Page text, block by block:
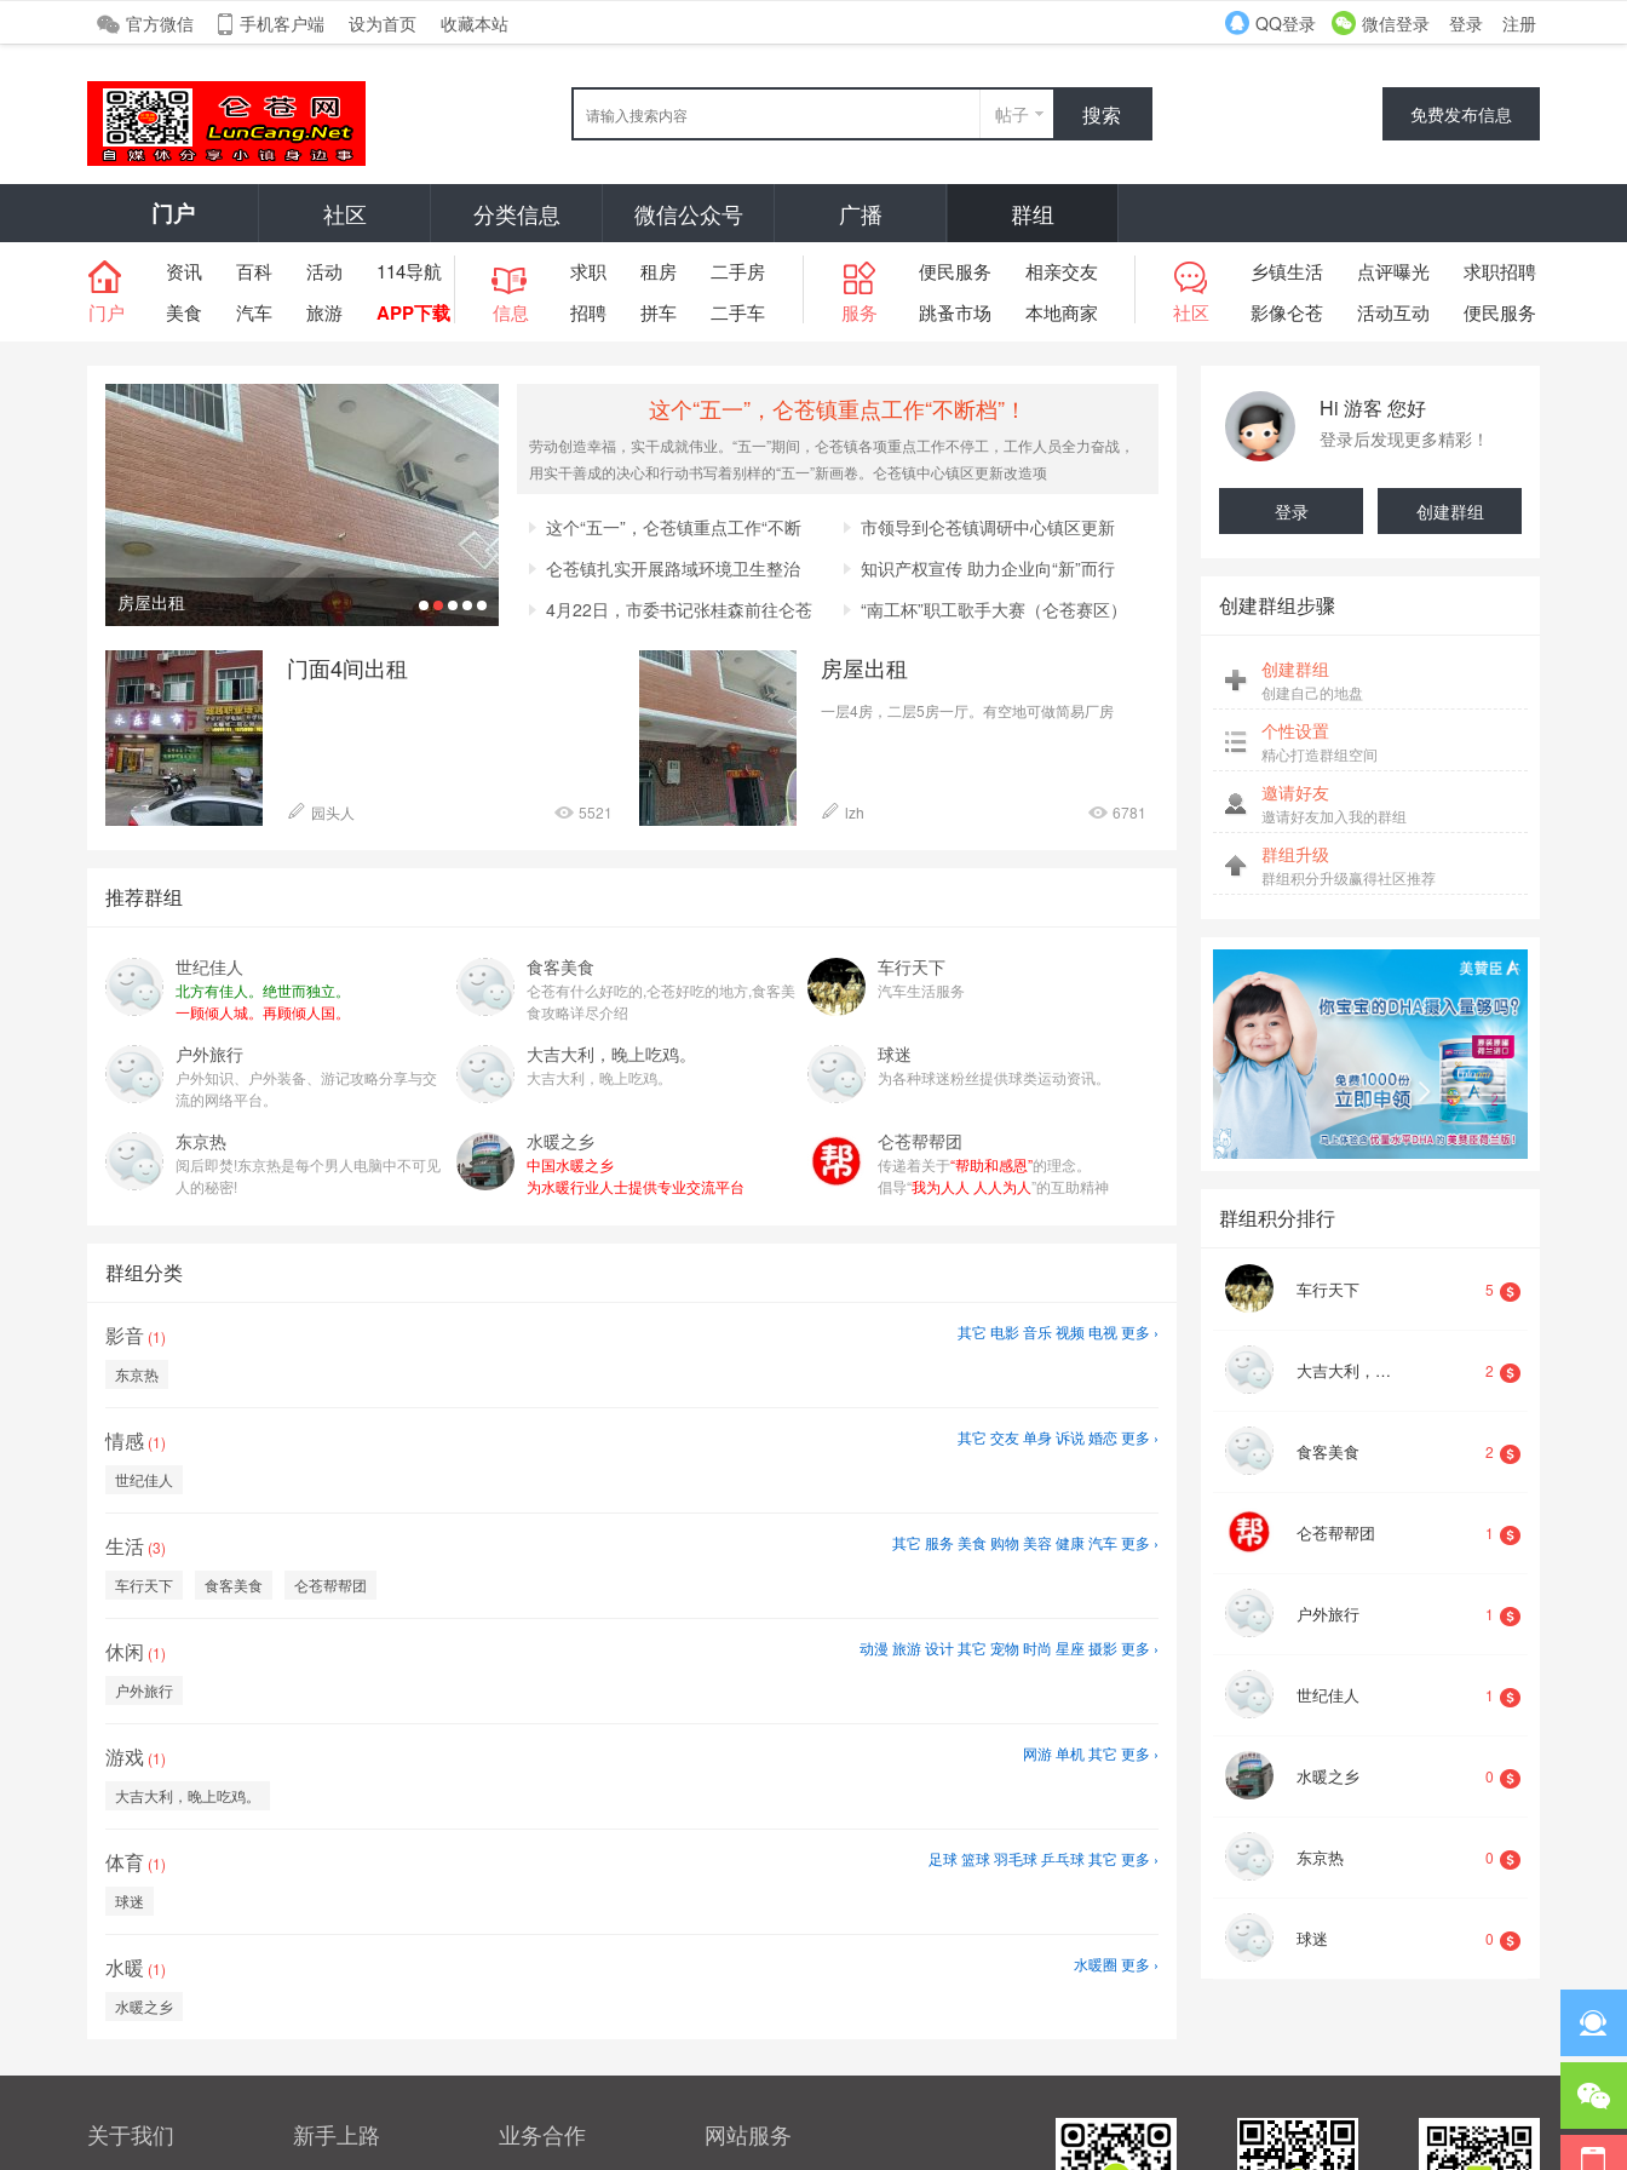
官方微信 手机客户端 设为首页 收藏本站 QQ登录 微信登录 登录 注册
帖子 搜索 免费发布信息
门户 社区 分类信息 微信公众号 广播 群组
门户
资讯 百科 活动
114导航
美食
汽车 旅游 APP下载 信息
求职 租房
二手房
招聘
拼车 二手车 服务
便民服务
相亲交友
跳蚤市场
本地商家 社区
乡镇生活 点评曝光
求职招聘
影像仑苍
活动互动 便民服务
房屋出租 仑苍阮记胡椒猪肚鸡招人啦 仑苍阮记胡椒猪肚鸡 三顺麻辣烫仑苍店
1 2 3 4 5
这个“五一”，仑苍镇重点工作“不断档”！
劳动创造幸福，实干成就伟业。“五一”期间，仑苍镇各项重点工作不停工，工作人员全力奋战，
用实干善成的决心和行动书写着别样的“五一”新画卷。仑苍镇中心镇区更新改造项
这个“五一”，仑苍镇重点工作“不断
市领导到仑苍镇调研中心镇区更新
改造
仑苍镇扎实开展路域环境卫生整治
行动
知识产权宣传 助力企业向“新”而行
4月22日，市委书记张桂森前往仑苍
“南工杯”职工歌手大赛（仑苍赛区）
门面4间出租
园头人 5521
房屋出租
一层4房，二层5房一厅。有空地可做简易厂房
lzh 6781
推荐群组
世纪佳人
北方有佳人。绝世而独立。
一顾倾人城。再顾倾人国。
食客美食
仑苍有什么好吃的,仑苍好吃的地方,食客美
食攻略详尽介绍
车行天下
汽车生活服务
户外旅行
户外知识、户外装备、游记攻略分享与交
流的网络平台。
大吉大利，晚上吃鸡。
大吉大利，晚上吃鸡。
球迷
为各种球迷粉丝提供球类运动资讯。
东京热
阅后即焚!东京热是每个男人电脑中不可见
人的秘密!
水暖之乡
中国水暖之乡
为水暖行业人士提供专业交流平台
仑苍帮帮团
传递着关于“帮助和感恩”的理念。
倡导“我为人人 人人为人”的互助精神
群组分类
其它 电影音乐视频电视更多 ›
影音 (1)
东京热
其它 交友单身诉说婚恋更多 ›
情感 (1)
世纪佳人
其它 服务美食 购物 美容健康汽车更多 ›
生活 (3)
车行天下
食客美食 仑苍帮帮团
动漫 旅游设计其它 宠物 时尚 星座摄影更多 ›
休闲 (1)
户外旅行
网游单机其它 更多 ›
游戏 (1)
大吉大利，晚上吃鸡。
足球篮球羽毛球乒乓球其它 更多 ›
体育 (1)
球迷
水暖圈 更多 ›
水暖 (1)
水暖之乡
Hi 游客 您好
登录后发现更多精彩！
登录 创建群组
创建群组步骤
创建群组
创建自己的地盘
个性设置
精心打造群组空间
邀请好友
邀请好友加入我的群组
群组升级
群组积分升级赢得社区推荐
群组积分排行
车行天下 5
大吉大利，晚上吃鸡。 2
食客美食 2
仑苍帮帮团 1
户外旅行 1
世纪佳人 1
水暖之乡 0
东京热 0
球迷 0
关于我们 新手上路 业务合作 网站服务